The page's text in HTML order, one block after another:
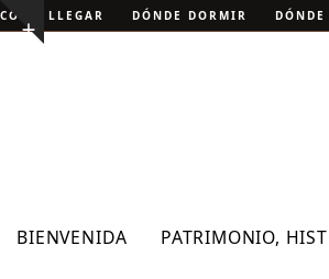
Skip
to Show
CÓMO LLEGAR DÓNDE DORMIR DÓNDE
BIENVENIDA PATRIMONIO,